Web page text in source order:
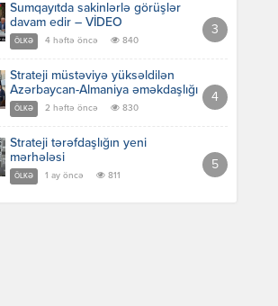
Sumqayıtda sakinlərlə görüşlər
davam edir – VİDEO
ÖLKƏ 4 həftə öncə 840
Strateji müstəviyə yüksəldilən
Azərbaycan-Almaniya əməkdaşlığı
ÖLKƏ 2 həftə öncə 830
Strateji tərəfdaşlığın yeni
mərhələsi
ÖLKƏ 1 ay öncə 811